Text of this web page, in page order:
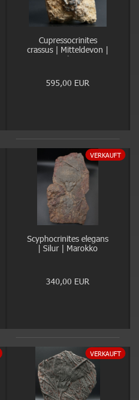
Cupressocrinites
crassus | Mitteldevon |
Gerolstein
595,00 EUR
VERKAUFT
Scyphocrinites elegans
| Silur | Marokko
340,00 EUR
VERKAUFT